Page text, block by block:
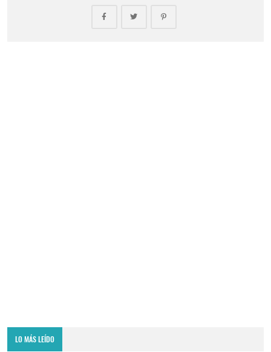
LO MÁS LEÍDO